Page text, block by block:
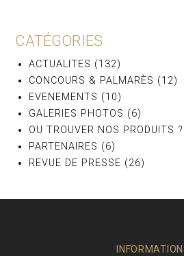
CATÉGORIES
ACTUALITES (132)
CONCOURS & PALMARÈS (12)
EVENEMENTS (10)
GALERIES PHOTOS (6)
OU TROUVER NOS PRODUITS ?
PARTENAIRES (6)
REVUE DE PRESSE (26)